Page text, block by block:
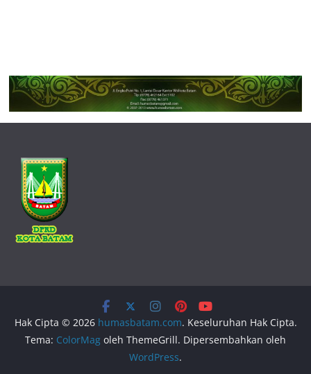
Hak Cipta © 2026 humasbatam.com. Keseluruhan Hak Cipta.
Tema: ColorMag oleh ThemeGrill. Dipersembahkan oleh
WordPress.